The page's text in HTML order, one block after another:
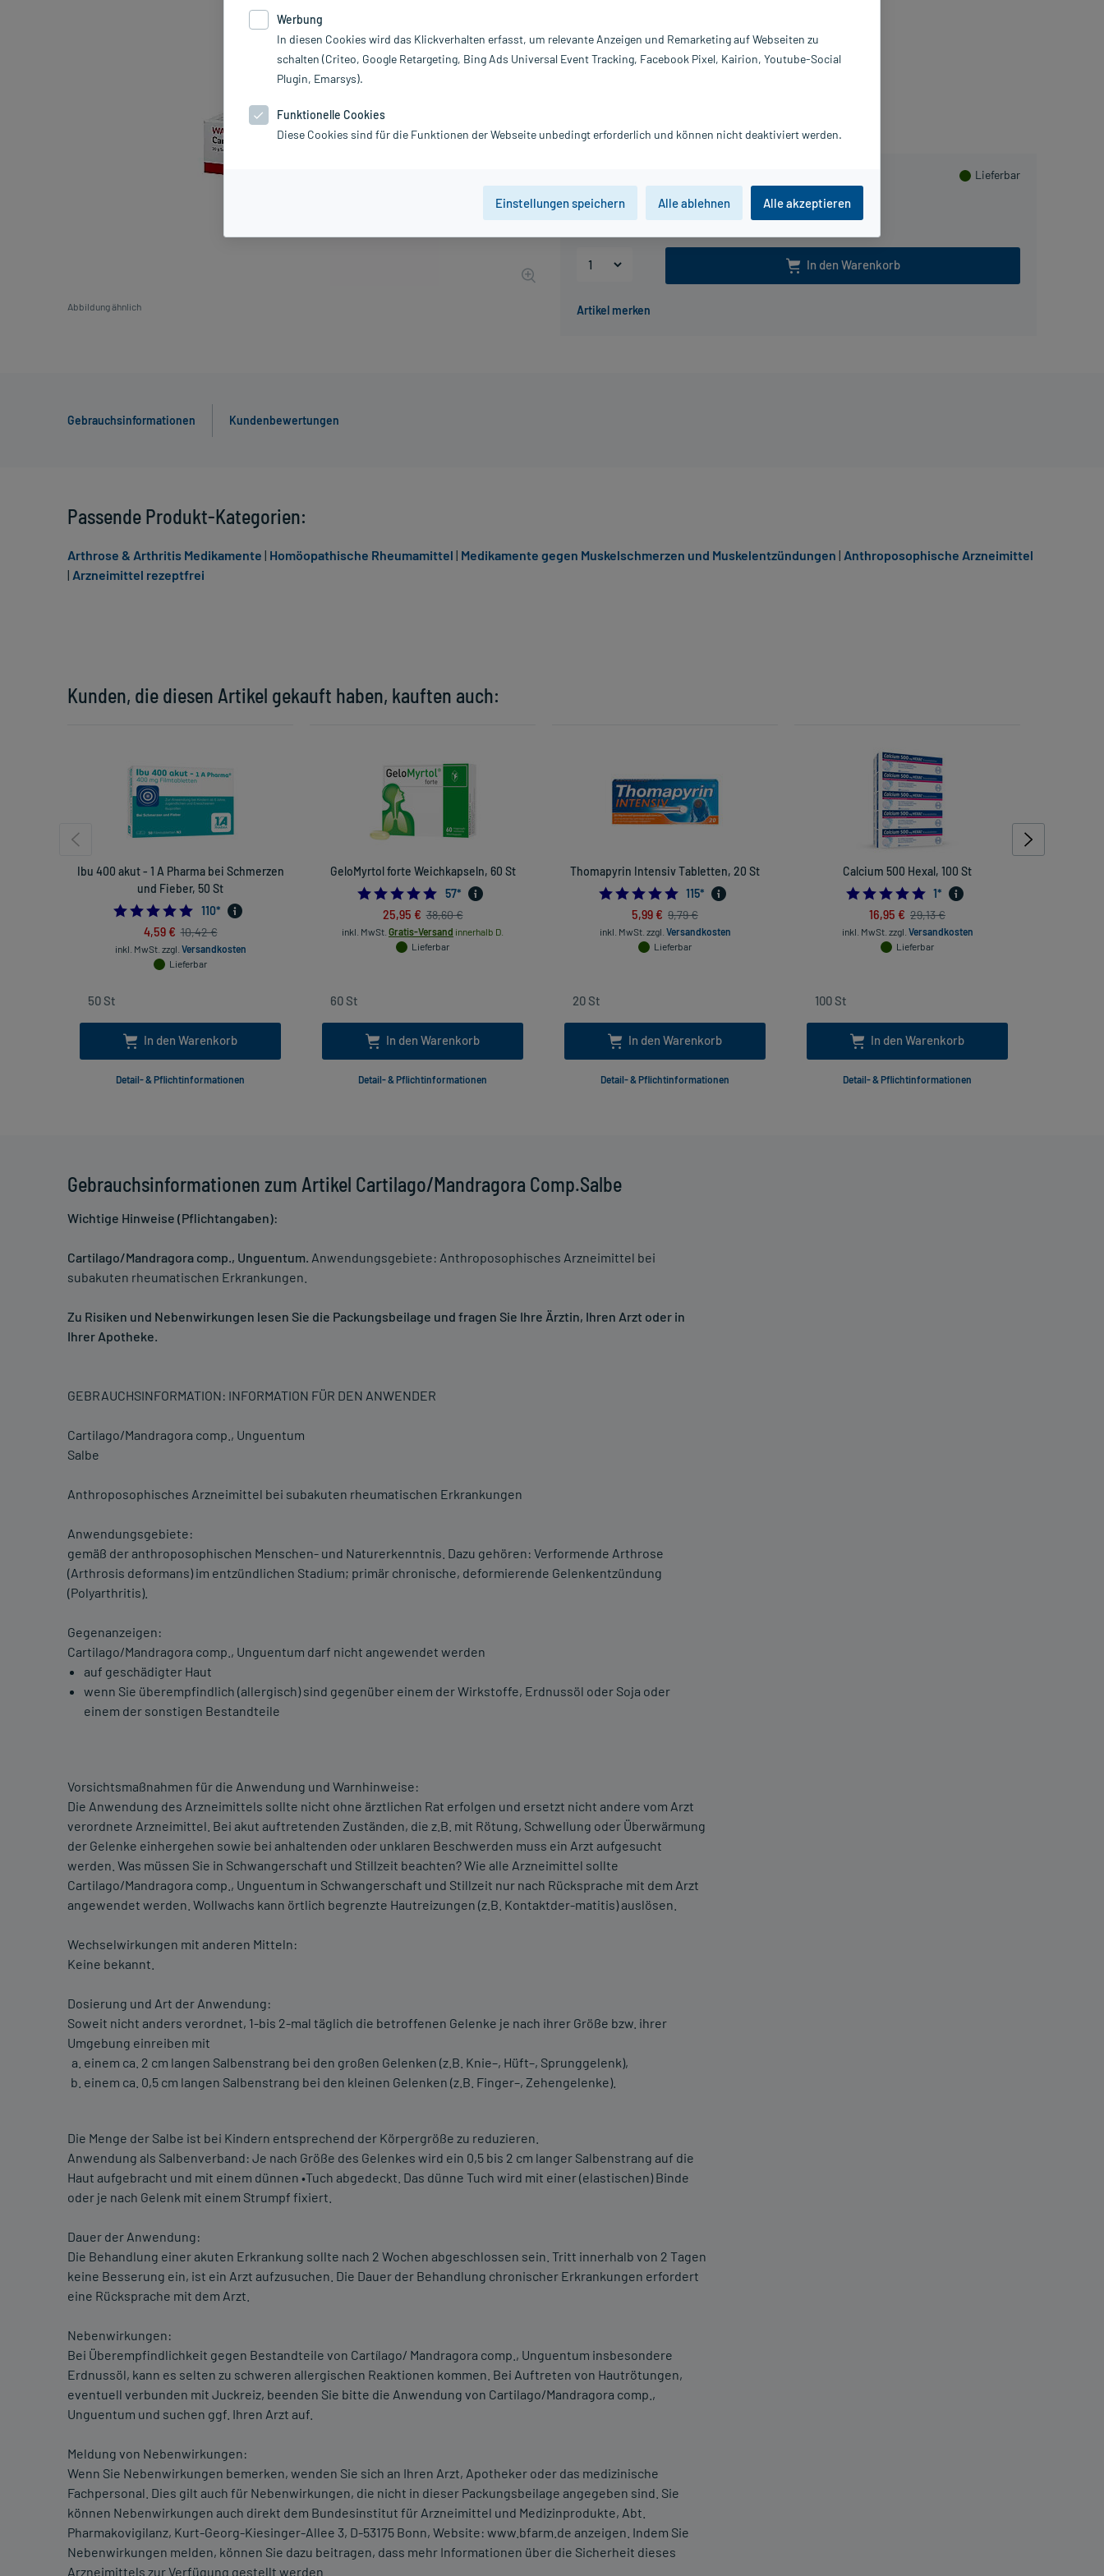
Abbildung ähnlich
Grundpreis: 300,00 € / kg
Lieferbar
30 g 100 g
In den Warenkorb
Hersteller:
WALA Heilmittel GmbH
Gebrauchsinformationen Kundenbewertungen
Gebrauchsinformationen zum Artikel Cartilago/Mandragora Comp.Salbe
Wichtige Hinweise (Pflichtangaben):
Cartilago/Mandragora comp., Unguentum. Anwendungsgebiete: Anthroposophisches Arzneimittel bei
subakuten rheumatischen Erkrankungen.
Zu Risiken und Nebenwirkungen lesen Sie die Packungsbeilage und fragen Sie Ihre Ärztin, Ihren Arzt oder in
Ihrer Apotheke.
GEBRAUCHSINFORMATION: INFORMATION FÜR DEN ANWENDER
Cartilago/Mandragora comp., Unguentum
Salbe
Anthroposophisches Arzneimittel bei subakuten rheumatischen Erkrankungen
Anwendungsgebiete:
gemäß der anthroposophischen Menschen- und Naturerkenntnis. Dazu gehören: Verformende Arthrose
(Arthrosis deformans) im entzündlichen Stadium; primär chronische, deformierende Gelenkentzündung
(Polyarthritis).
Gegenanzeigen:
Cartilago/Mandragora comp., Unguentum darf nicht angewendet werden
auf geschädigter Haut
wenn Sie überempfindlich (allergisch) sind gegenüber einem der Wirkstoffe, Erdnussöl oder Soja oder
einem der sonstigen Bestandteile
Vorsichtsmaßnahmen für die Anwendung und Warnhinweise:
Die Anwendung des Arzneimittels sollte nicht ohne ärztlichen Rat erfolgen und ersetzt nicht andere vom Arzt
verordnete Arzneimittel. Bei akut auftretenden Zuständen, die z.B. mit Rötung, Schwellung oder Überwärmung
der Gelenke einhergehen sowie bei anhaltenden oder unklaren Beschwerden muss ein Arzt aufgesucht
werden. Was müssen Sie in Schwangerschaft und Stillzeit beachten? Wie alle Arzneimittel sollte
Cartilago/Mandragora comp., Unguentum in Schwangerschaft und Stillzeit nur nach Rücksprache mit dem Arzt
angewendet werden. Wollwachs kann örtlich begrenzte Hautreizungen (z.B. Kontaktder-matitis) auslösen.
Wechselwirkungen mit anderen Mitteln:
Keine bekannt.
Dosierung und Art der Anwendung:
Soweit nicht anders verordnet, 1-bis 2-mal täglich die betroffenen Gelenke je nach ihrer Größe bzw. ihrer
Umgebung einreiben mit
einem ca. 2 cm langen Salbenstrang bei den großen Gelenken (z.B. Knie–, Hüft–, Sprunggelenk),
einem ca. 0,5 cm langen Salbenstrang bei den kleinen Gelenken (z.B. Finger–, Zehengelenke).
Die Menge der Salbe ist bei Kindern entsprechend der Körpergröße zu reduzieren.
Anwendung als Salbenverband: Je nach Größe des Gelenkes wird ein 0,5 bis 2 cm langer Salbenstrang auf die
Haut aufgebracht und mit einem dünnen •Tuch abgedeckt. Das dünne Tuch wird mit einer (elastischen) Binde
oder je nach Gelenk mit einem Strumpf fixiert.
Dauer der Anwendung:
Die Behandlung einer akuten Erkrankung sollte nach 2 Wochen abgeschlossen sein. Tritt innerhalb von 2 Tagen
keine Besserung ein, ist ein Arzt aufzusuchen. Die Dauer der Behandlung chronischer Erkrankungen erfordert
eine Rücksprache mit dem Arzt.
Nebenwirkungen:
Bei Überempfindlichkeit gegen Bestandteile von Cartílago/ Mandragora comp., Unguentum insbesondere
Erdnussöl, kann es selten zu schweren allergischen Reaktionen kommen. Bei Auftreten von Hautrötungen,
eventuell verbunden mit Juckreiz, beenden Sie bitte die Anwendung von Cartilago/Mandragora comp.,
Unguentum und suchen ggf. Ihren Arzt auf.
Meldung von Nebenwirkungen:
Wenn Sie Nebenwirkungen bemerken, wenden Sie sich an Ihren Arzt, Apotheker oder das medizinische
Fachpersonal. Dies gilt auch für Nebenwirkungen, die nicht in dieser Packungsbeilage angegeben sind. Sie
können Nebenwirkungen auch direkt dem Bundesinstitut für Arzneimittel und Medizinprodukte, Abt.
Pharmakovigilanz, Kurt-Georg-Kiesinger-Allee 3, D-53175 Bonn, Website: www.bfarm.de anzeigen. Indem Sie
Nebenwirkungen melden, können Sie dazu beitragen, dass mehr Informationen über die Sicherheit dieses
Arzneimittels zur Verfügung gestellt werden.
Kunden, die diesen Artikel gekauft haben, kauften auch:
Ibu 400 akut - 1 A Pharma bei Schmerzen
und Fieber, 50 St
4.872727272727273
110*
4,59 € 10,42 €
inkl. MwSt. zzgl. Versandkosten
Lieferbar
In den Warenkorb
Detail- & Pflichtinformationen
GeloMyrtol forte Weichkapseln, 60 St
4.859649122807017
57*
25,95 € 38,60 €
inkl. MwSt. Gratis-Versand innerhalb D.
Lieferbar
In den Warenkorb
Detail- & Pflichtinformationen
Thomapyrin Intensiv Tabletten, 20 St
4.913043478260869
115*
5,99 € 9,79 €
inkl. MwSt. zzgl. Versandkosten
Lieferbar
In den Warenkorb
Detail- & Pflichtinformationen
Calcium 500 Hexal, 100 St
5.0
1*
16,95 € 29,13 €
inkl. MwSt. zzgl. Versandkosten
Lieferbar
In den Warenkorb
Detail- & Pflichtinformationen
Passende Produkt-Kategorien:
Arthrose & Arthritis Medikamente | Homöopathische Rheumamittel | Medikamente gegen Muskelschmerzen und Muskelentzündungen | Anthroposophische Arzneimittel
| Arzneimittel rezeptfrei
Werbung
In diesen Cookies wird das Klickverhalten erfasst, um relevante Anzeigen und Remarketing auf Webseiten zu
schalten (Criteo, Google Retargeting, Bing Ads Universal Event Tracking, Facebook Pixel, Kairion, Youtube-Social
Plugin, Emarsys).
Funktionelle Cookies
Diese Cookies sind für die Funktionen der Webseite unbedingt erforderlich und können nicht deaktiviert werden.
Einstellungen speichern Alle ablehnen Alle akzeptieren